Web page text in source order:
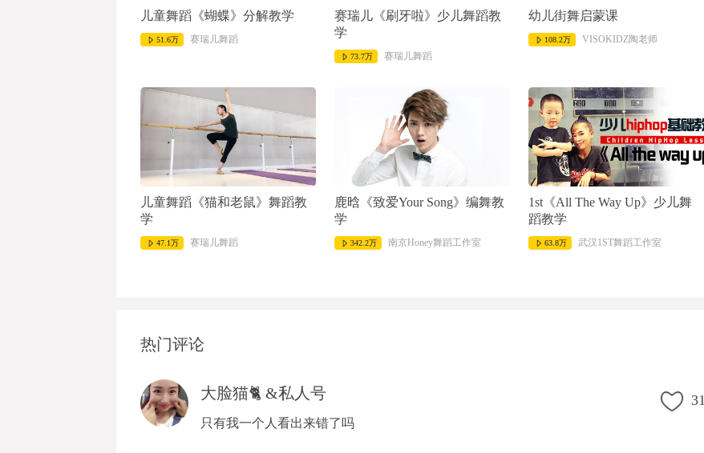
儿童舞蹈《蝴蝶》分解教学
51.6万 赛瑞儿舞蹈
赛瑞儿《刷牙啦》少儿舞蹈教
学
73.7万 赛瑞儿舞蹈
幼儿街舞启蒙课
108.2万 VISOKIDZ陶老师
儿童舞蹈《猫和老鼠》舞蹈教
学
47.1万 赛瑞儿舞蹈
鹿晗《致爱Your Song》编舞教
学
342.2万 南京Honey舞蹈工作室
1st《All The Way Up》少儿舞
蹈教学
63.8万 武汉1ST舞蹈工作室
热门评论
大脸猫🐈 &私人号
只有我一个人看出来错了吗
31